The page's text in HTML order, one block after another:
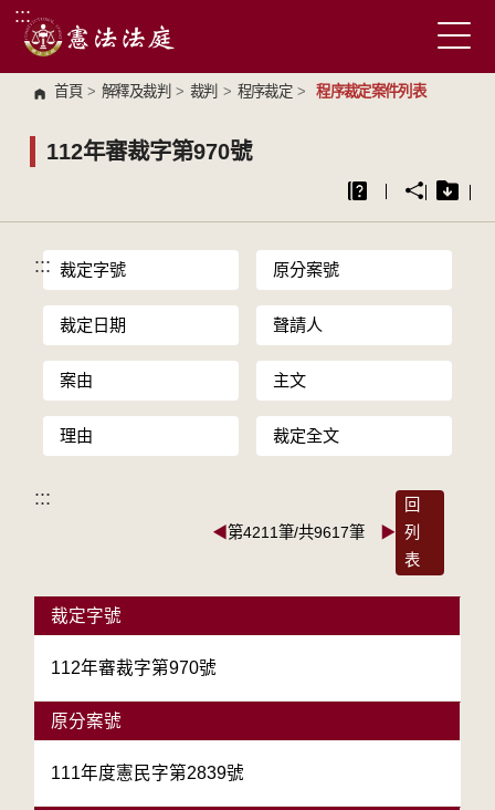
跳到主要內容區塊
:::
首頁 > 解釋及裁判 > 裁判 > 程序裁定 > 程序裁定案件列表
112年審裁字第970號
::: 裁定字號 原分案號
裁定日期 聲請人
案由 主文
理由 裁定全文
:::
◀第4211筆/共9617筆 ▶
回
列
表
裁定字號
112年審裁字第970號
原分案號
111年度憲民字第2839號